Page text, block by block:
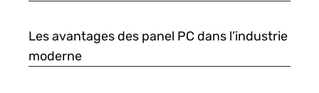
Les avantages des panel PC dans l’industrie
moderne